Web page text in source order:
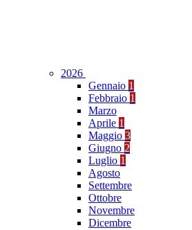
2026
Gennaio 1
Febbraio 1
Marzo
Aprile 1
Maggio 3
Giugno 2
Luglio 1
Agosto
Settembre
Ottobre
Novembre
Dicembre